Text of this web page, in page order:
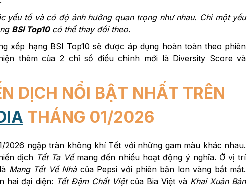
yếu tố và có độ ảnh hưởng quan trọng như nhau. Chỉ một yếu
BSI Top10có thể thay đổi theo.
xếp hạng BSI Top10 sẽ được áp dụng hoàn toàn theo phiên
thêm của 2 chỉ số điều chỉnh mới là Diversity Score và
DỊCH NỔI BẬT NHẤT TRÊN
THÁNG 01/2026
2026 ngập tràn không khí Tết với những gam màu khác nhau.
dịchTết Ta Về mang đến nhiều hoạt động ý nghĩa. Ở vị trí
Mang Tết Về Nhà của Pepsi với phiên bản lon vàng bắt mắt.
hai đại diện: Tết Đậm Chất Việt của Bia Việt và Khai Xuân Bản